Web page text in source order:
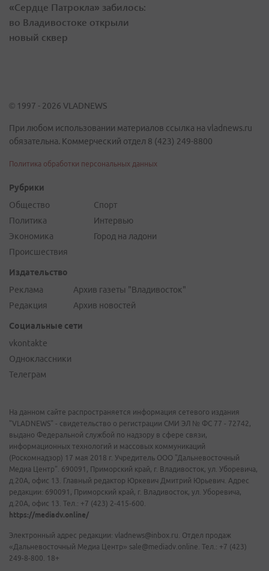
«Сердце Патрокла» забилось:
во Владивостоке открыли
новый сквер
© 1997 - 2026 VLADNEWS
При любом использовании материалов ссылка на vladnews.ru
обязательна. Коммерческий отдел 8 (423) 249-8800
Политика обработки персональных данных
Рубрики
Общество
Политика
Экономика
Происшествия
Спорт
Интервью
Город на ладони
Издательство
Реклама
Редакция
Архив газеты "Владивосток"
Архив новостей
Социальные сети
vkontakte
Одноклассники
Телеграм
На данном сайте распространяется информация сетевого издания
"VLADNEWS" - свидетельство о регистрации СМИ ЭЛ № ФС 77 - 72742,
выдано Федеральной службой по надзору в сфере связи,
информационных технологий и массовых коммуникаций
(Роскомнадзор) 17 мая 2018 г. Учредитель ООО "Дальневосточный
Медиа Центр". 690091, Приморский край, г. Владивосток, ул. Уборевича,
д.20А, офис 13. Главный редактор Юркевич Дмитрий Юрьевич. Адрес
редакции: 690091, Приморский край, г. Владивосток, ул. Уборевича,
д.20А, офис 13. Тел.: +7 (423) 2-415-600.
https://mediadv.online/
Электронный адрес редакции: vladnews@inbox.ru. Отдел продаж
«Дальневосточный Медиа Центр» sale@mediadv.online. Тел.: +7 (423)
249-8-800. 18+